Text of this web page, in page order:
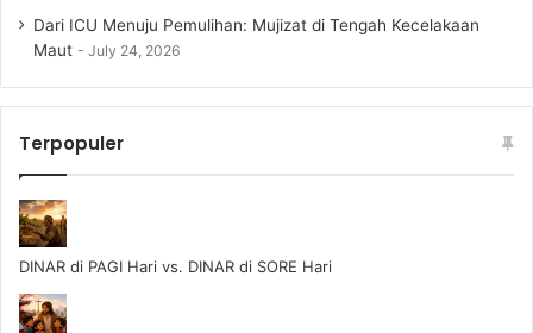
Dari ICU Menuju Pemulihan: Mujizat di Tengah Kecelakaan
Maut
July 24, 2026
Terpopuler
DINAR di PAGI Hari vs. DINAR di SORE Hari